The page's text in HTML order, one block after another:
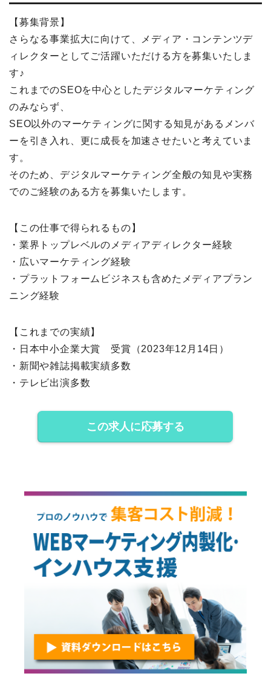
【募集背景】
さらなる事業拡大に向けて、メディア・コンテンツデ
ィレクターとしてご活躍いただける方を募集いたしま
す♪
これまでのSEOを中心としたデジタルマーケティング
のみならず、
SEO以外のマーケティングに関する知見があるメンバ
ーを引き入れ、更に成長を加速させたいと考えていま
す。
そのため、デジタルマーケティング全般の知見や実務
でのご経験のある方を募集いたします。
【この仕事で得られるもの】
・業界トップレベルのメディアディレクター経験
・広いマーケティング経験
・プラットフォームビジネスも含めたメディアプラン
ニング経験
【これまでの実績】
・日本中小企業大賞 受賞（2023年12月14日）
・新聞や雑誌掲載実績多数
・テレビ出演多数
この求人に応募する